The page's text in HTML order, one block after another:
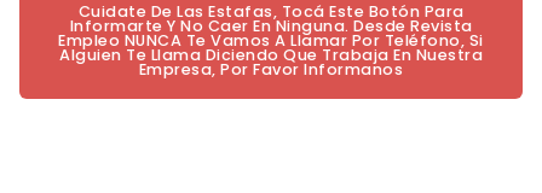
Cuidate De Las Estafas, Tocá Este Botón Para
Informarte Y No Caer En Ninguna. Desde Revista
Empleo NUNCA Te Vamos A Llamar Por Teléfono, Si
Alguien Te Llama Diciendo Que Trabaja En Nuestra
Empresa, Por Favor Informanos